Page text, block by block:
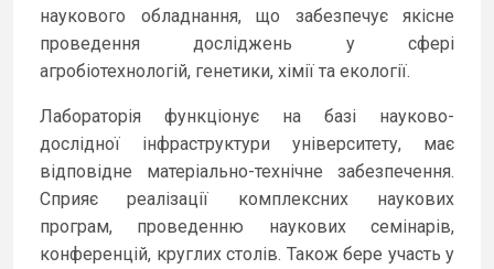
наукового обладнання, що забезпечує якісне
проведення досліджень у сфері
агробіотехнологій, генетики, хімії та екології.
Лабораторія функціонує на базі науково-
дослідної інфраструктури університету, має
відповідне матеріально-технічне забезпечення.
Сприяє реалізації комплексних наукових
програм, проведенню наукових семінарів,
конференцій, круглих столів. Також бере участь у